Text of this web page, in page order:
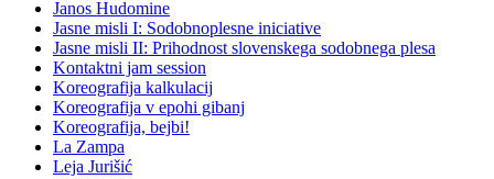
Janos Hudomine
Jasne misli I: Sodobnoplesne iniciative
Jasne misli II: Prihodnost slovenskega sodobnega plesa
Kontaktni jam session
Koreografija kalkulacij
Koreografija v epohi gibanj
Koreografija, bejbi!
La Zampa
Leja Jurišić